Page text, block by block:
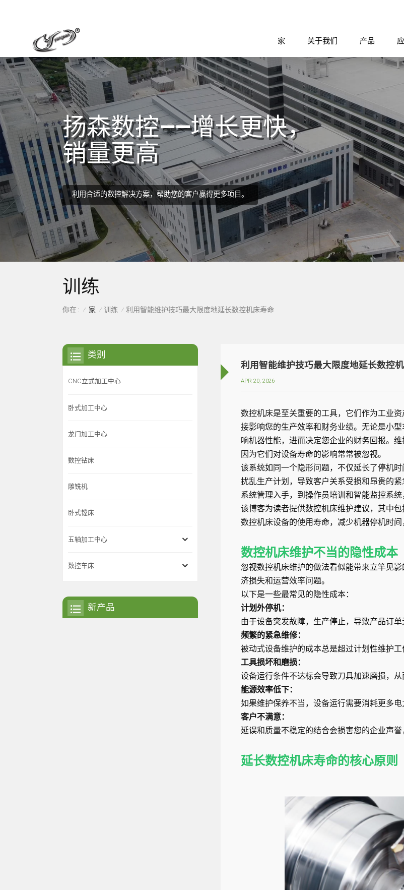
家 关于我们 产品
扬森数控——增长更快，
销量更高
利用合适的数控解决方案，帮助您的客户赢得更多项目。
训练
你在 : / 家 / 训练 / 利用智能维护技巧最大限度地延长数控机床寿命
利用智能维护技巧最大限度地延长数控
APR 20, 2026
数控机床是至关重要的工具，它们作为工业
接影响您的生产效率和财务业绩。无论是小
响机器性能，进而决定您企业的财务回报。维
因为它们对设备寿命的影响常常被忽视。
该系统如同一个隐形问题，不仅延长了停机
扰乱生产计划，导致客户关系受损和昂贵的
系统管理入手，到操作员培训和智能监控系统
该博客为读者提供数控机床维护建议，其中
数控机床设备的使用寿命，减少机器停机时间
数控机床维护不当的隐性成本
忽视数控机床维护的做法看似能带来立竿见
济损失和运营效率问题。
以下是一些最常见的隐性成本：
计划外停机：
由于设备突发故障，生产停止，导致产品订单
频繁的紧急维修：
被动式设备维护的成本总是超过计划性维护工
工具损坏和磨损：
设备运行条件不达标会导致刀具加速磨损，从
能源效率低下：
如果维护保养不当，设备运行需要消耗更多电
客户不满意：
延误和质量不稳定的结合会损害您的企业声誉
延长数控机床寿命的核心原则
类别
CNC立式加工中心
卧式加工中心
龙门加工中心
数控钻床
雕铣机
卧式镗床
五轴加工中心
数控车床
新产品